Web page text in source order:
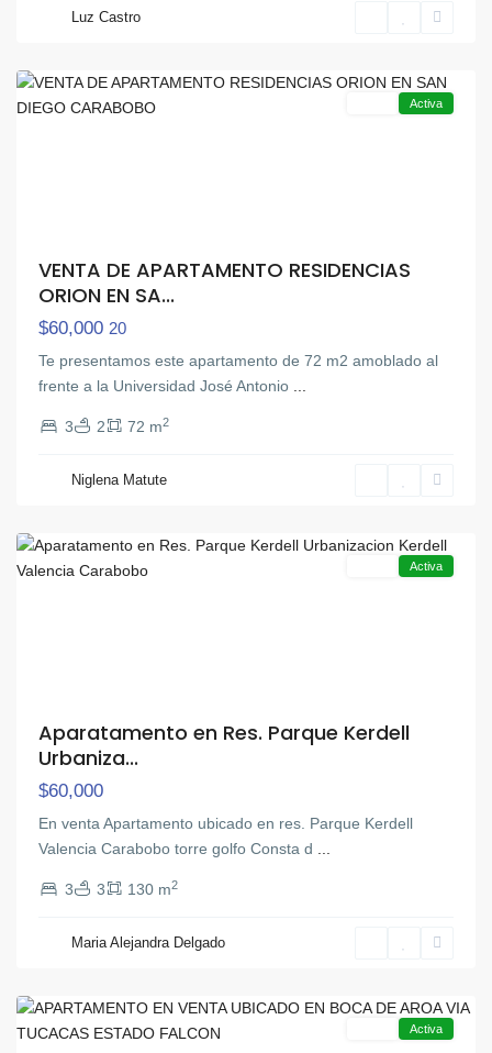
Luz Castro
Activa
VENTA DE APARTAMENTO RESIDENCIAS
ORION EN SA...
$60,000 20
Te presentamos este apartamento de 72 m2 amoblado al
frente a la Universidad José Antonio
3 2 72 m2
Niglena Matute
Otra,
Activa
Aparatamento en Res. Parque Kerdell
Urbaniza...
$60,000
En venta Apartamento ubicado en res. Parque Kerdell
Valencia Carabobo torre golfo Consta d
3 3 130 m2
Maria Alejandra Delgado
Boca
,
Activa